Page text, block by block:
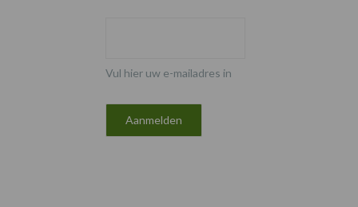
Vul hier uw e-mailadres in